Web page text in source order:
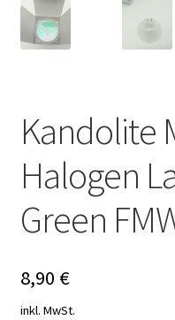
Kandolite
Halogen
Green
8,90 €
inkl. MwSt.